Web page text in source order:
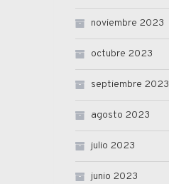
noviembre 2023
octubre 2023
septiembre 2023
agosto 2023
julio 2023
junio 2023